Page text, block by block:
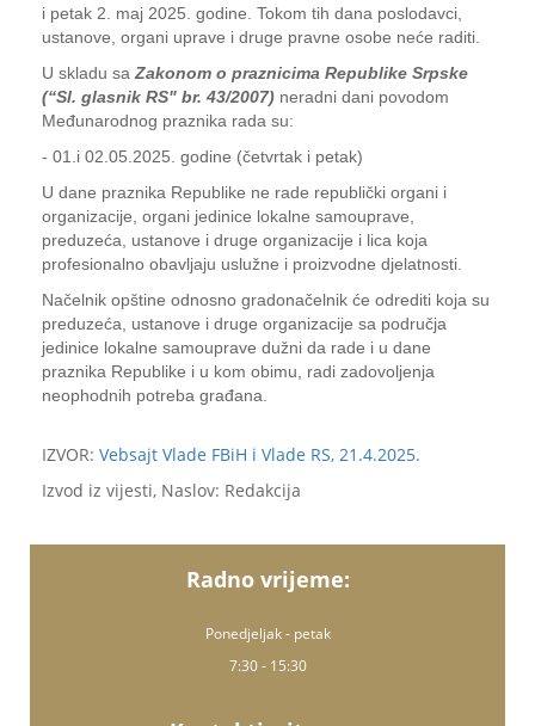
i petak 2. maj 2025. godine. Tokom tih dana poslodavci,
ustanove, organi uprave i druge pravne osobe neće raditi.
U skladu sa Zakonom o praznicima Republike Srpske
(“Sl. glasnik RS" br. 43/2007) neradni dani povodom
Međunarodnog praznika rada su:
- 01.i 02.05.2025. godine (četvrtak i petak)
U dane praznika Republike ne rade republički organi i
organizacije, organi jedinice lokalne samouprave,
preduzeća, ustanove i druge organizacije i lica koja
profesionalno obavljaju uslužne i proizvodne djelatnosti.
Načelnik opštine odnosno gradonačelnik će odrediti koja su
preduzeća, ustanove i druge organizacije sa područja
jedinice lokalne samouprave dužni da rade i u dane
praznika Republike i u kom obimu, radi zadovoljenja
neophodnih potreba građana.
IZVOR: Vebsajt Vlade FBiH i Vlade RS, 21.4.2025.
Izvod iz vijesti, Naslov: Redakcija
Radno vrijeme:
Ponedjeljak - petak
7:30 - 15:30